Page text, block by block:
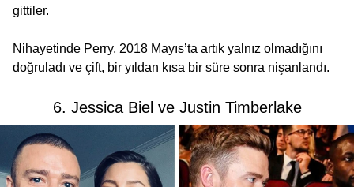
gittiler.
Nihayetinde Perry, 2018 Mayıs’ta artık yalnız olmadığını
doğruladı ve çift, bir yıldan kısa bir süre sonra nişanlandı.
6. Jessica Biel ve Justin Timberlake